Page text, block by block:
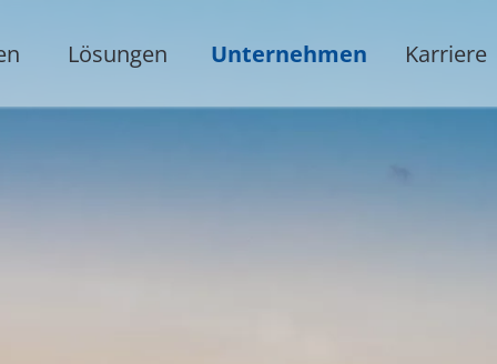
Lösungen Unternehmen Karriere